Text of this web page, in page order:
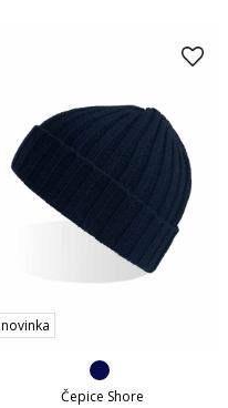
novinka
Čepice Shore